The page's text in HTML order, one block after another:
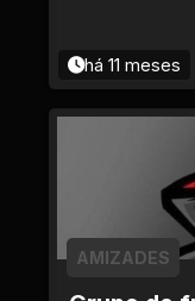
há 11 meses
AMIZADES